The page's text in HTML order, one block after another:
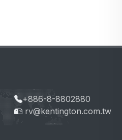
+886-8-8802880
rv@kentington.com.tw